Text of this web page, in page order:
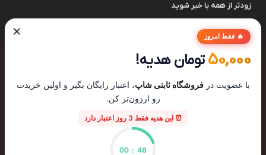
زودتر از همه با خبر شوید
× 🔥 فقط امروز
50,000تومان هدیه!
با عضویت درفروشگاه ثابتی شاپ، اعتبار رایگان بگیر و اولین خریدت
رو ارزون‌تر کن.
⏰ این هدیه فقط 3 روز اعتبار دارد
48
:
00